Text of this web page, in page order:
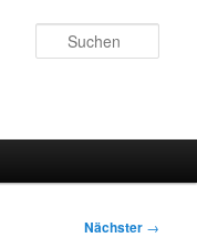
Nächster →